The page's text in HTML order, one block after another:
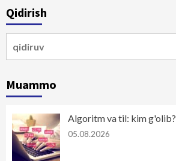
Qidirish
Muammo
Algoritm va til: kim g'olib?
05.08.2026